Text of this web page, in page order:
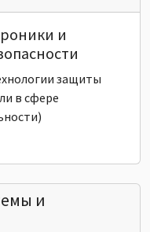
и
защиты
в сфере
и